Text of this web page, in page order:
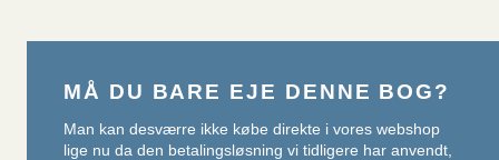
MÅ DU BARE EJE DENNE BOG?
Man kan desværre ikke købe direkte i vores webshop
lige nu da den betalingsløsning vi tidligere har anvendt,